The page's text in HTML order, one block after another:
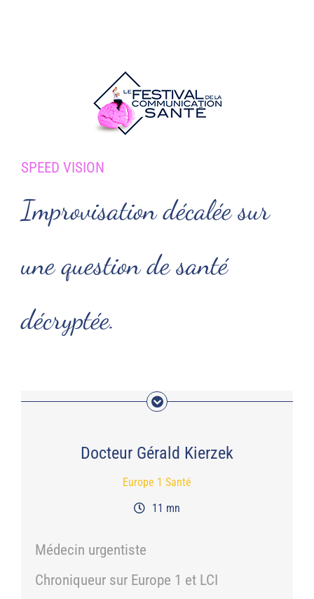
SPEED VISION
Improvisation décalée sur
une question de santé
décryptée.
Docteur Gérald Kierzek
Europe 1 Santé
11 mn
Médecin urgentiste
Chroniqueur sur Europe 1 et LCI